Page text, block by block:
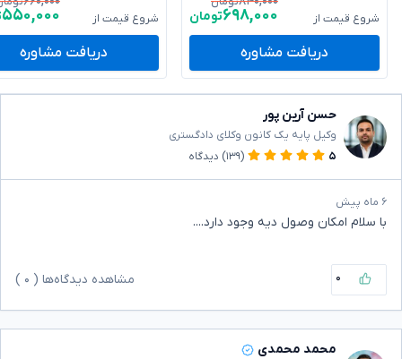
شروع قیمت از ۶۹۸,۰۰۰تومان
دریافت مشاوره
شروع قیمت از ۵۵۰,۰۰۰
دریافت مشاوره
حسن آرین پور
وکیل پایه یک کانون وکلای دادگستری
۵
(۱۳۹) دیدگاه
۶ ماه پیش
با سلام امکان وصول دیه وجود دارد....
۰ مشاهده دیدگاه‌ها ( ۰
محمد محمدی